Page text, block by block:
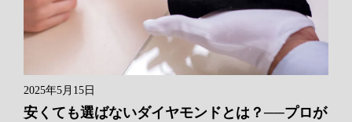
2025年5月15日
安くても選ばないダイヤモンドとは？──プロが